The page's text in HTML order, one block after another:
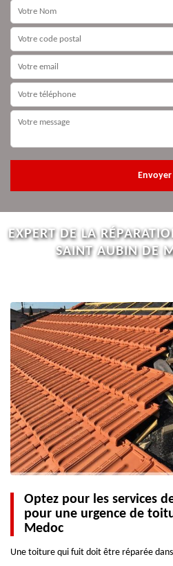
EXPERT DE LA
SAINT AUBIN DE
Optez pour les services de
pour une urgence de
Medoc
Une toiture qui fuit doit être réparée dans